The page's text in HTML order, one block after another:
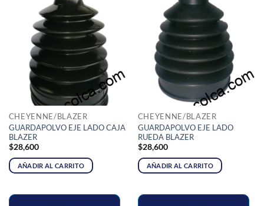
CHEYENNE/BLAZER
GUARDAPOLVO EJE LADO CAJA
BLAZER
$28,600
AÑADIR AL CARRITO
CHEYENNE/BLAZER
GUARDAPOLVO EJE LADO
RUEDA BLAZER
$28,600
AÑADIR AL CARRITO